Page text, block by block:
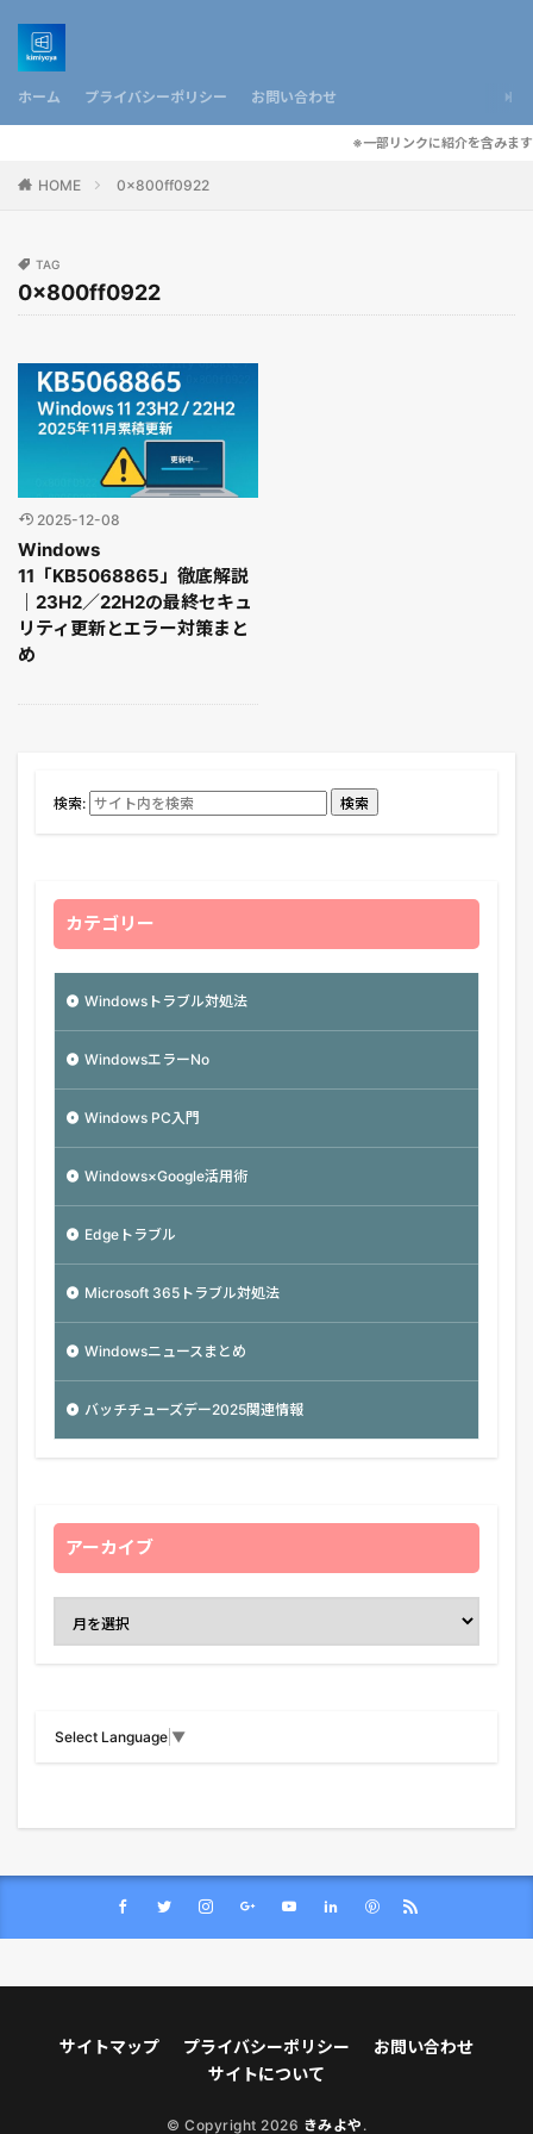
ホーム プライバシーポリシー お問い合わせ
※一部リンクに紹介を含みます
HOME 0x800ff0922
TAG
0x800ff0922
2025-12-08
Windows
11「KB5068865」徹底解説
｜23H2／22H2の最終セキュ
リティ更新とエラー対策まと
め
検索: 検索
カテゴリー
Windowsトラブル対処法
WindowsエラーNo
Windows PC入門
Windows×Google活用術
Edgeトラブル
Microsoft 365トラブル対処法
Windowsニュースまとめ
バッチチューズデー2025関連情報
アーカイブ
Select Language ▼
サイトマップ プライバシーポリシー
お問い合わせ
サイトについて
© Copyright 2026 きみよや .